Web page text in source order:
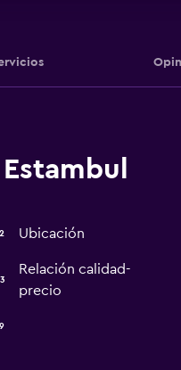
Ubicación
Relación calidad-
precio